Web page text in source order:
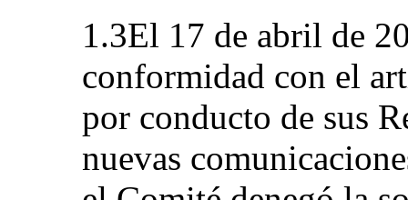
1.3El 17 de abril de
conformidad con el
por conducto de sus
nuevas